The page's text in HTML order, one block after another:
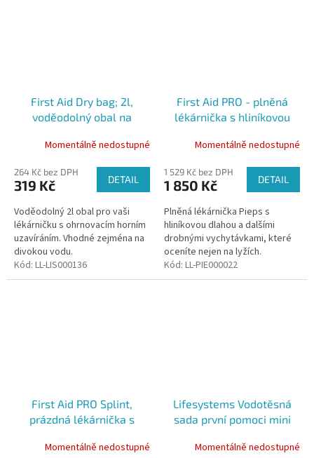
First Aid Dry bag; 2l,
voděodolný obal na
Momentálně nedostupné
264 Kč bez DPH
319 Kč DETAIL
Voděodolný 2l obal pro vaši
lékárničku s ohrnovacím horním
uzavíráním. Vhodné zejména na
divokou vodu.
Kód: LL-LIS000136
First Aid PRO - plněná
lékárnička s hliníkovou
Momentálně nedostupné
1 529 Kč bez DPH
1 850 Kč DETAIL
Plněná lékárnička Pieps s
hliníkovou dlahou a dalšími
drobnými vychytávkami, které
oceníte nejen na lyžích.
Kód: LL-PIE000022
First Aid PRO Splint,
prázdná lékárnička s
Momentálně nedostupné
Lifesystems Vodotěsná
sada první pomoci mini
Momentálně nedostupné